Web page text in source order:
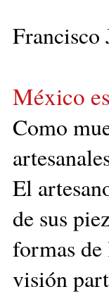
Francisco
México
Como
El
de sus
formas de
visión